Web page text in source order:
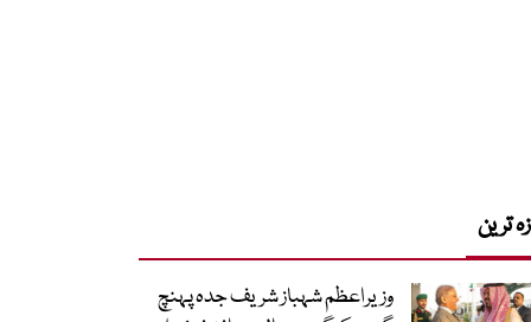
ترین
وزیراعظم شہباز شریف جدہ پہنچ